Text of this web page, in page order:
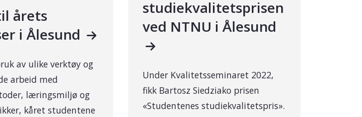
årets
i Ålesund
av ulike verktøy og
arbeid med
læringsmiljø og
kåret studentene
studiekvalitetsprisen
ved NTNU i Ålesund
Under Kvalitetsseminaret 2022,
fikk Bartosz Siedziako prisen
«Studentenes studiekvalitetspris».